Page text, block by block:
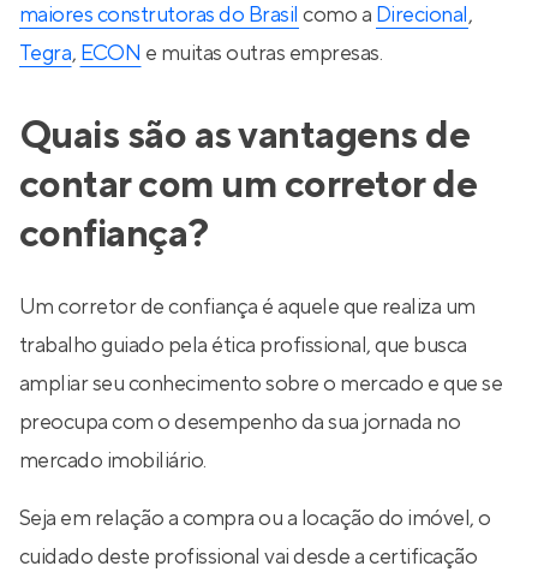
maiores construtoras do Brasil como a Direcional,
Tegra, ECON e muitas outras empresas.
Quais são as vantagens de
contar com um corretor de
confiança?
Um corretor de confiança é aquele que realiza um
trabalho guiado pela ética profissional, que busca
ampliar seu conhecimento sobre o mercado e que se
preocupa com o desempenho da sua jornada no
mercado imobiliário.
Seja em relação a compra ou a locação do imóvel, o
cuidado deste profissional vai desde a certificação